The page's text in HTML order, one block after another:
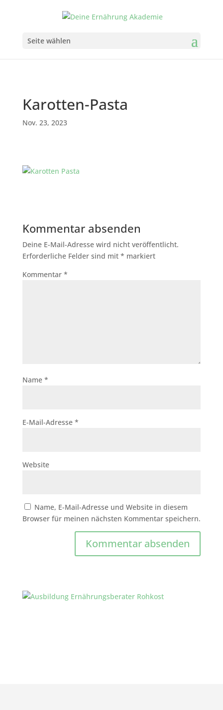
Seite wählen
Karotten-Pasta
Nov. 23, 2023
Kommentar absenden
Deine E-Mail-Adresse wird nicht veröffentlicht.
Erforderliche Felder sind mit * markiert
Kommentar *
Name *
E-Mail-Adresse *
Website
Name, E-Mail-Adresse und Website in diesem
Browser für meinen nächsten Kommentar speichern.